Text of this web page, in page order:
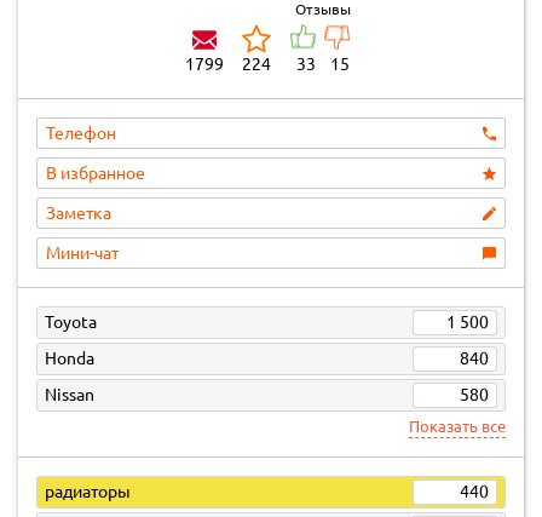
1799 224
Отзывы
33 15
Телефон
В избранное
Заметка
Мини-чат
Toyota
1 500
Honda
840
Nissan
580
Показать все
радиаторы
440